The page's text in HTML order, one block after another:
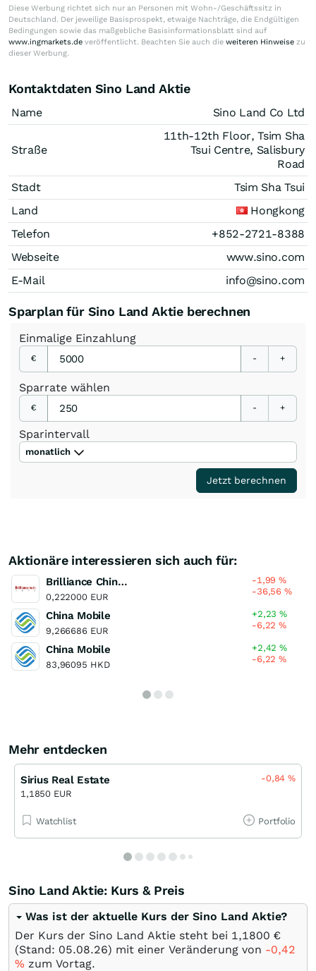
Diese Werbung richtet sich nur an Personen mit Wohn-/Geschäftssitz in
Deutschland. Der jeweilige Basisprospekt, etwaige Nachträge, die Endgültigen
Bedingungen sowie das maßgebliche Basisinformationsblatt sind auf
www.ingmarkets.de veröffentlicht. Beachten Sie auch die weiteren Hinweise zu
dieser Werbung.
Kontaktdaten Sino Land Aktie
Name Sino Land Co Ltd
Straße
11th-12th Floor, Tsim Sha
Tsui Centre, Salisbury
Road
Stadt
Tsim Sha Tsui
Land
Hongkong
Telefon
+852-2721-8388
Webseite
www.sino.com
E-Mail
info@sino.com
Sparplan für Sino Land Aktie berechnen
Einmalige Einzahlung
€ - +
Sparrate wählen
€ - +
Sparintervall
monatlich
Jetzt berechnen
Aktionäre interessieren sich auch für:
Brilliance China Automotive Holdings
0,222000 EUR
-1,99%
-36,56%
China Mobile
9,266686 EUR
+2,23%
-6,22%
China Mobile
83,96095 HKD
+2,42%
-6,22%
Mehr entdecken
Sirius Real Estate
1,1850 EUR
-0,84%
Watchlist Portfolio
Sino Land Aktie: Kurs & Preis
Was ist der aktuelle Kurs der Sino Land Aktie?
Der Kurs der Sino Land Aktie steht bei 1,1800 €
(Stand: 05.08.26) mit einer Veränderung von -0,42
% zum Vortag.